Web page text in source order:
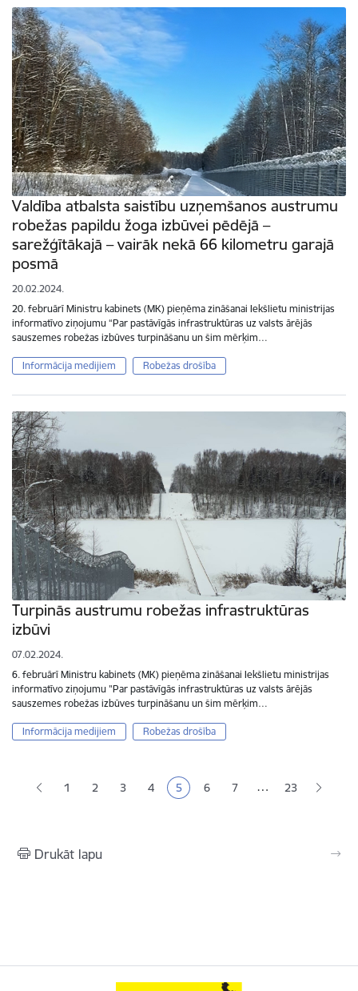
Valdība atbalsta saistību uzņemšanos austrumu
robežas papildu žoga izbūvei pēdējā –
sarežģītākajā – vairāk nekā 66 kilometru garajā
posmā
20.02.2024.
20. februārī Ministru kabinets (MK) pieņēma zināšanai Iekšlietu ministrijas
informatīvo ziņojumu “Par pastāvīgās infrastruktūras uz valsts ārējās
sauszemes robežas izbūves turpināšanu un šim mērķim…
Informācija medijiem Robežas drošība
Turpinās austrumu robežas infrastruktūras
izbūvi
07.02.2024.
6. februārī Ministru kabinets (MK) pieņēma zināšanai Iekšlietu ministrijas
informatīvo ziņojumu "Par pastāvīgās infrastruktūras uz valsts ārējās
sauszemes robežas izbūves turpināšanu un šim mērķim…
Informācija medijiem Robežas drošība
1 Lapa
2 Lapa
3 Lapa
4 Pašreizējā lapa
5 Lapa
6 Lapa
7 … 23
Drukāt lapu